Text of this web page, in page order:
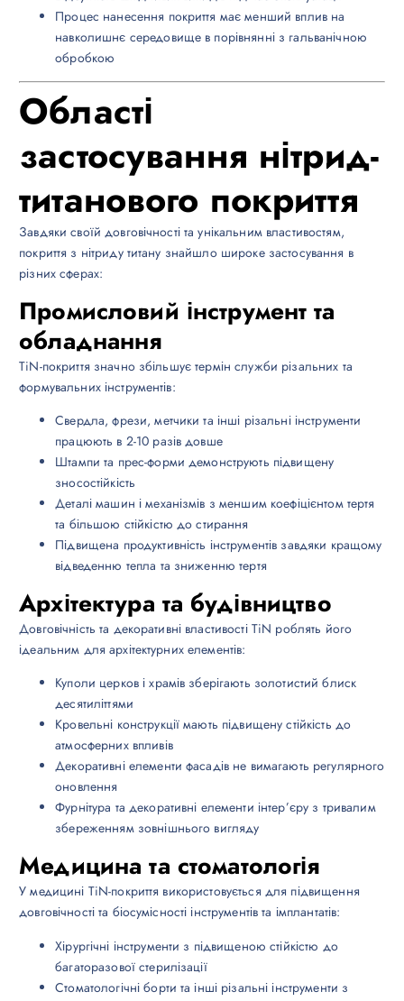
Процес нанесення покриття має менший вплив на
навколишнє середовище в порівнянні з гальванічною
обробкою
Області
застосування нітрид-
титанового покриття
Завдяки своїй довговічності та унікальним властивостям,
покриття з нітриду титану знайшло широке застосування в
різних сферах:
Промисловий інструмент та
обладнання
TiN-покриття значно збільшує термін служби різальних та
формувальних інструментів:
Свердла, фрези, метчики та інші різальні інструменти
працюють в 2-10 разів довше
Штампи та прес-форми демонструють підвищену
зносостійкість
Деталі машин і механізмів з меншим коефіцієнтом тертя
та більшою стійкістю до стирання
Підвищена продуктивність інструментів завдяки кращому
відведенню тепла та зниженню тертя
Архітектура та будівництво
Довговічність та декоративні властивості TiN роблять його
ідеальним для архітектурних елементів:
Куполи церков і храмів зберігають золотистий блиск
десятиліттями
Кровельні конструкції мають підвищену стійкість до
атмосферних впливів
Декоративні елементи фасадів не вимагають регулярного
оновлення
Фурнітура та декоративні елементи інтер’єру з тривалим
збереженням зовнішнього вигляду
Медицина та стоматологія
У медицині TiN-покриття використовується для підвищення
довговічності та біосумісності інструментів та імплантатів:
Хірургічні інструменти з підвищеною стійкістю до
багаторазової стерилізації
Стоматологічні борти та інші різальні інструменти з